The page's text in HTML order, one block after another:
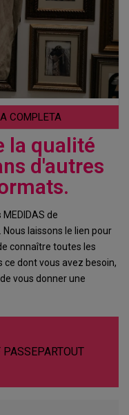
COMPLETA
la qualité
d'autres
de
Nous laissons le lien pour
connaître toutes les
ce dont vous avez besoin,
vous donner une